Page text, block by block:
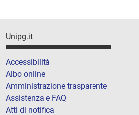
Unipg.it
Accessibilità
Albo online
Amministrazione trasparente
Assistenza e FAQ
Atti di notifica